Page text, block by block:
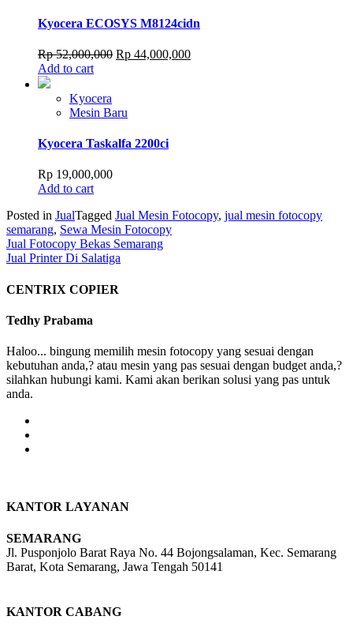
Kyocera ECOSYS M8124cidn
Rp52,000,000 Original
Rp 44,000,000Current
Add to cart
Kyocera
Mesin Baru
Kyocera Taskalfa 2200ci
Rp 19,000,000
Add to cart
Posted in JualTagged Jual Mesin Fotocopy, jual mesin fotocopy
semarang, Sewa Mesin Fotocopy
Post
navigation
Jual Fotocopy Bekas Semarang
Jual Printer Di Salatiga
CENTRIX COPIER
Tedhy Prabama
Haloo... bingung memilih mesin fotocopy yang sesuai dengan
kebutuhan anda,? atau mesin yang pas sesuai dengan budget anda,?
silahkan hubungi kami. Kami akan berikan solusi yang pas untuk
anda.
KANTOR LAYANAN
SEMARANG
Jl. Pusponjolo Barat Raya No. 44 Bojongsalaman, Kec. Semarang
Barat, Kota Semarang, Jawa Tengah 50141
KANTOR CABANG